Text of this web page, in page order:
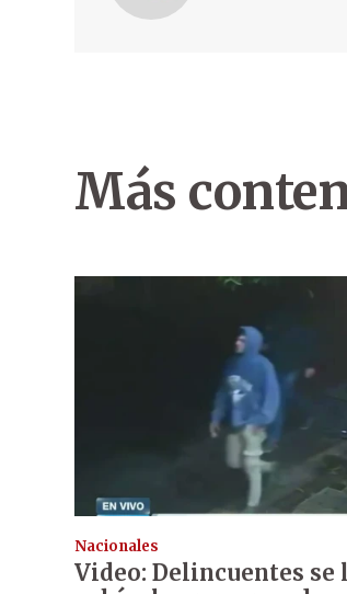
Más
Nacionales
Video: Delincuentes se